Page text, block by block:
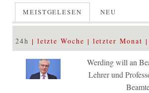
MEISTGELESEN NEU
24h letzte Woche letzter Monat
Werding will an
Lehrer und